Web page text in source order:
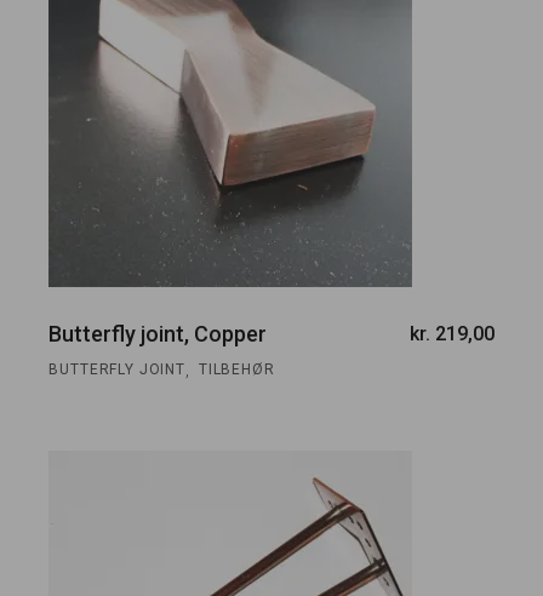
Butterfly joint, Copper kr. 219,00
BUTTERFLY JOINT, TILBEHØR